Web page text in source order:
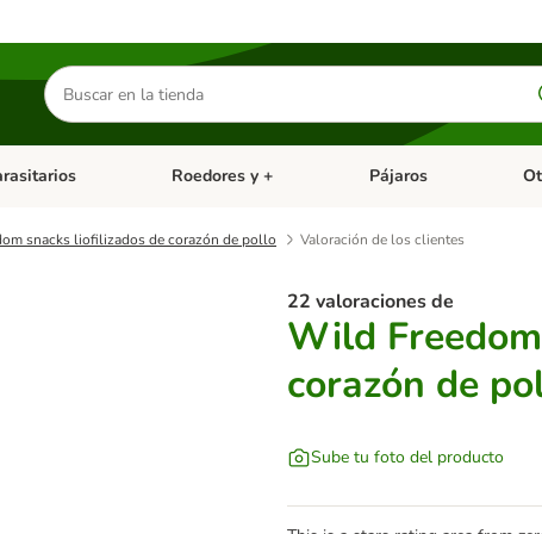
Buscar
productos
categoria abierto: Dieta Vet.Menú de categoria abierto: Antiparasitarios
Roedores y + Menú de categoria
Pájaros
snacks liofilizados de corazón de pollo Valoración de los clientes
22 valoraciones de
Wild
corazón de
Sube tu foto del producto